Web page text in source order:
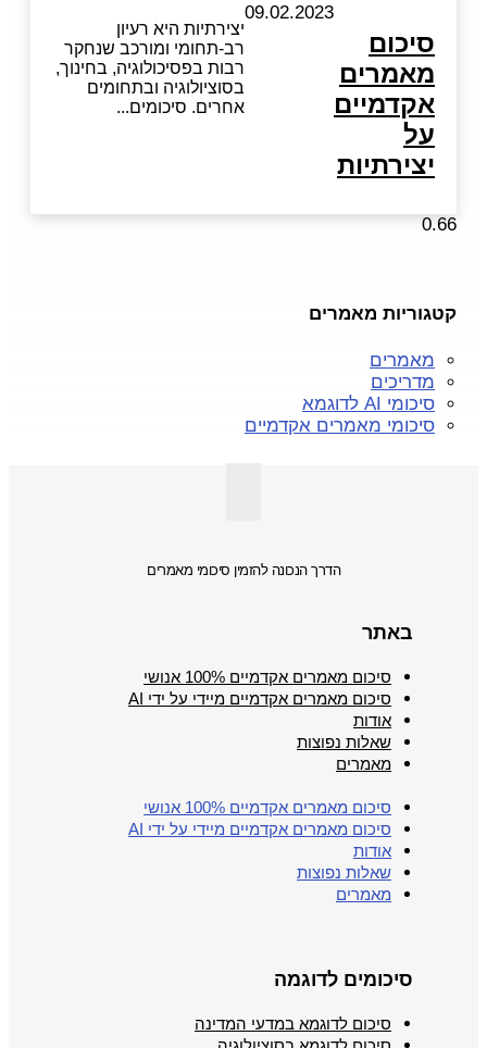
סיכום
מאמרים
אקדמיים
על
יצירתיות
09.02.2023
יצירתיות היא רעיון
רב-תחומי ומורכב שנחקר
רבות בפסיכולוגיה, בחינוך,
בסוציולוגיה ובתחומים
אחרים. סיכומים
קטגוריות מאמרים
מאמרים
מדריכים
סיכומי AI לדוגמא
סיכומי מאמרים אקדמיים
הדרך הנכונה להזמין סיכומי מאמרים
באתר
סיכום מאמרים אקדמיים 100% אנושי
סיכום מאמרים אקדמיים מיידי על ידי AI
אודות
שאלות נפוצות
מאמרים
סיכום מאמרים אקדמיים 100% אנושי
סיכום מאמרים אקדמיים מיידי על ידי AI
אודות
שאלות נפוצות
מאמרים
סיכומים לדוגמה
סיכום לדוגמא במדעי המדינה